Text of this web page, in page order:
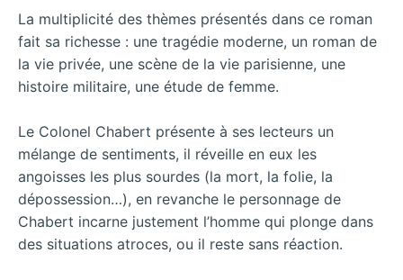
La multiplicité des thèmes présentés dans ce roman
fait sa richesse : une tragédie moderne, un roman de
la vie privée, une scène de la vie parisienne, une
histoire militaire, une étude de femme.
Le Colonel Chabert présente à ses lecteurs un
mélange de sentiments, il réveille en eux les
angoisses les plus sourdes (la mort, la folie, la
dépossession…), en revanche le personnage de
Chabert incarne justement l’homme qui plonge dans
des situations atroces, ou il reste sans réaction.